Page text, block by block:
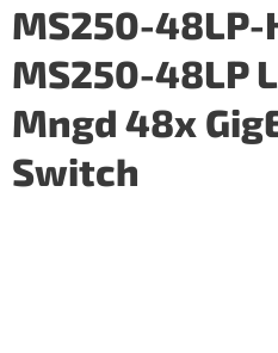
MS250-
MS250-48LP
Mngd 48x
Switch